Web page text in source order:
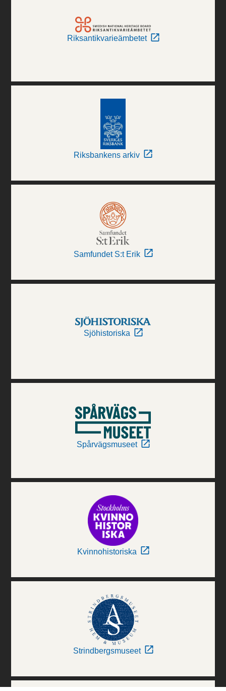
Riksantikvarieämbetet
Riksbankens arkiv
Samfundet S:t Erik
Sjöhistoriska
Spårvägsmuseet
Kvinnohistoriska
Strindbergsmuseet